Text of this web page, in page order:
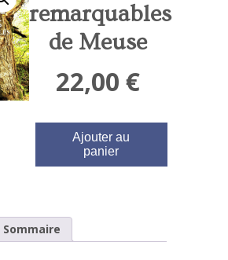
remarquables
de Meuse
22,00€
Ajouter au
panier
Sommaire